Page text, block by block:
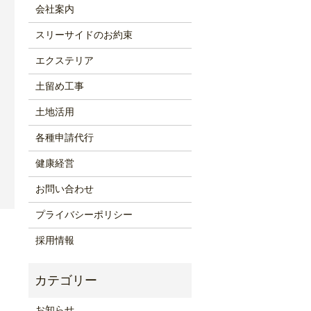
会社案内
スリーサイドのお約束
エクステリア
土留め工事
土地活用
各種申請代行
健康経営
お問い合わせ
プライバシーポリシー
採用情報